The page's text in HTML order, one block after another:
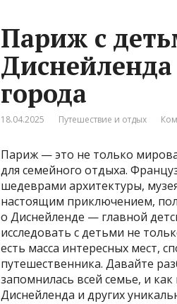
Париж с
города
18.04.2025 Путешествие и отдых
Париж — это не только
для семейного отдыха.
шедеврами архитектуры,
настоящим приключением,
о Диснейленде — главной
исследовать с детьми не
есть масса интересных мест,
путешественника. Давайте
запомнилась всей семье, и
Диснейленда и других